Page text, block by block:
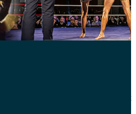
: Le certificat médical pour toutes
de l'oeil à partir de juniors sont
doivent obligatoirement être
Sportif.